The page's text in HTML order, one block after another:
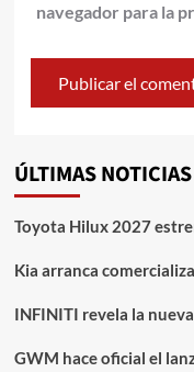
navegador para la
ÚLTIMAS NOTICIAS
Toyota Hilux 2027
Kia arranca
INFINITI revela la
GWM hace oficial el